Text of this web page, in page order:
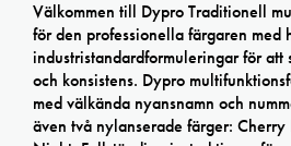
Välkommen till Dypro Traditionell
för den professionella färgaren med
industristandardformuleringar för
och konsistens. Dypro
med välkända nyansnamn och
även två nylanserade färger: